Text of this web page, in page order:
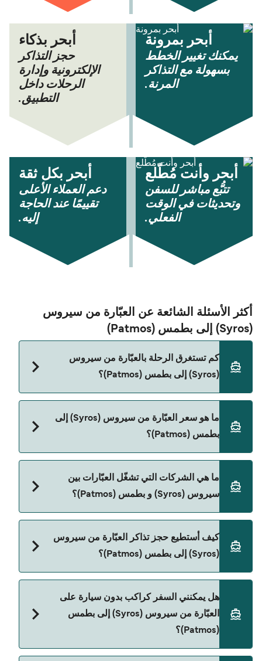
أبحر بمرونة
يمكنك تغيير الخطط
بسهولة مع التذاكر
المرنة.
أبحر بذكاء
حجز التذاكر
الإلكترونية وإدارة
الرحلات داخل
التطبيق.
أبحر وأنت مُطّلع
تتبُّع مباشر للسفن
وتحديثات في الوقت
الفعلي.
أبحر بكل ثقة
دعم العملاء الأعلى
تقييمًا عند الحاجة
إليه.
أكثر الأسئلة الشائعة عن العبّارة من سيروس
(Syros) إلى بطمس (Patmos)
كم تستغرق الرحلة بالعبّارة من سيروس
(Syros) إلى بطمس (Patmos)؟
(Patmos) تقريباً 3 ساعات 55 دقائق. مدة الإبحار ممكن
تختلف حسب الموسم والشركة، لذلك ننصحك بمراجعة
الأوقات المباشرة باستخدام Direct Ferries Deal
ما هو سعر العبّارة من سيروس (Syros) إلى
بطمس (Patmos)؟
يختلف حسب الموسم. متوسط سعر الرحلة هو 454٫20
ما هي الشركات التي تشغّل العبّارات بين
سيروس (Syros) و بطمس (Patmos)؟
سيروس (Syros) إلى بطمس (Patmos).
كيف أستطيع حجز تذاكر العبّارة من سيروس
(Syros) إلى بطمس (Patmos)؟
صفحة العروض لمعرفة أحدث التخفيضات.
هل يمكنني السفر كراكب بدون سيارة على
العبّارة من سيروس (Syros) إلى بطمس
(Patmos)؟